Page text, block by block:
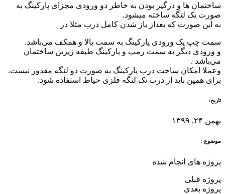
ساختمان ها و درگیر بودن به خاطر دو ورودی مجزای پارکینگ به
صورت یک لنگه ساخته میشود.
به این صورت که بعداز باز شدن کامل درب مثلا در
سمت چپ یک ورودی پارکینگ به سمت بالا و همکف می‌باشد.
و ورودی دیگر به سمت رمپ و پارکینگ طبقه زیرین ساختمان
می‌باشد .
وعملا امکان ساخت درب پارکینگ به صورت دو لنگه مقدور نیست.
برای همین باید از درب تک لنگه فلزی حیاط استفاده شود.
تاریخ:
بهمن ۲۴, ۱۳۹۹
موضوع :
پروژه های انجام شده
پروژه قبلی
پروژه بعدی